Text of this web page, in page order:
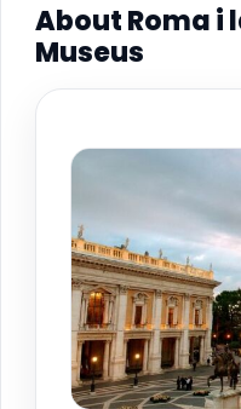
About Roma i
Museus